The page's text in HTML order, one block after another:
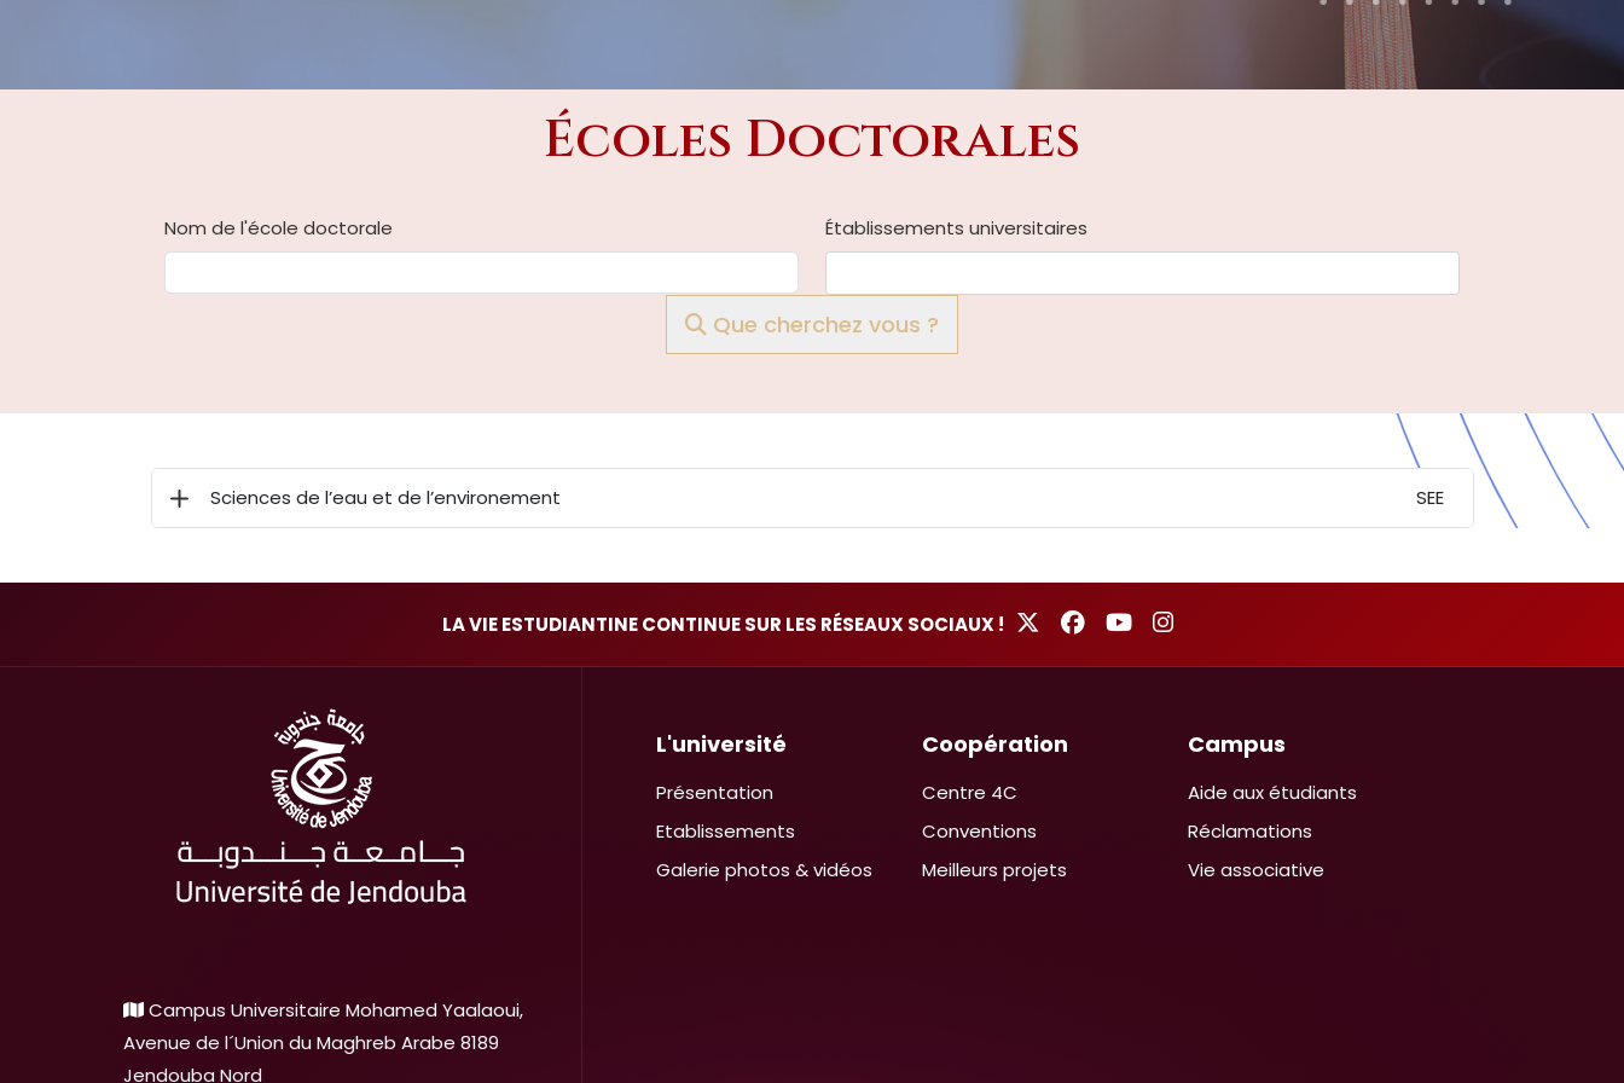
Écoles Doctorales
Nom de l'école doctorale Établissements universitaires
Que cherchez vous ?
Sciences de l’eau et de l’environement SEE
LA VIE ESTUDIANTINE CONTINUE SUR LES RÉSEAUX SOCIAUX !
Campus Universitaire Mohamed Yaalaoui,
Avenue de l´Union du Maghreb Arabe 8189
Jendouba Nord
L'université
Présentation
Etablissements
Galerie photos & vidéos
Coopération
Centre 4C
Conventions
Meilleurs projets
Campus
Aide aux étudiants
Réclamations
Vie associative